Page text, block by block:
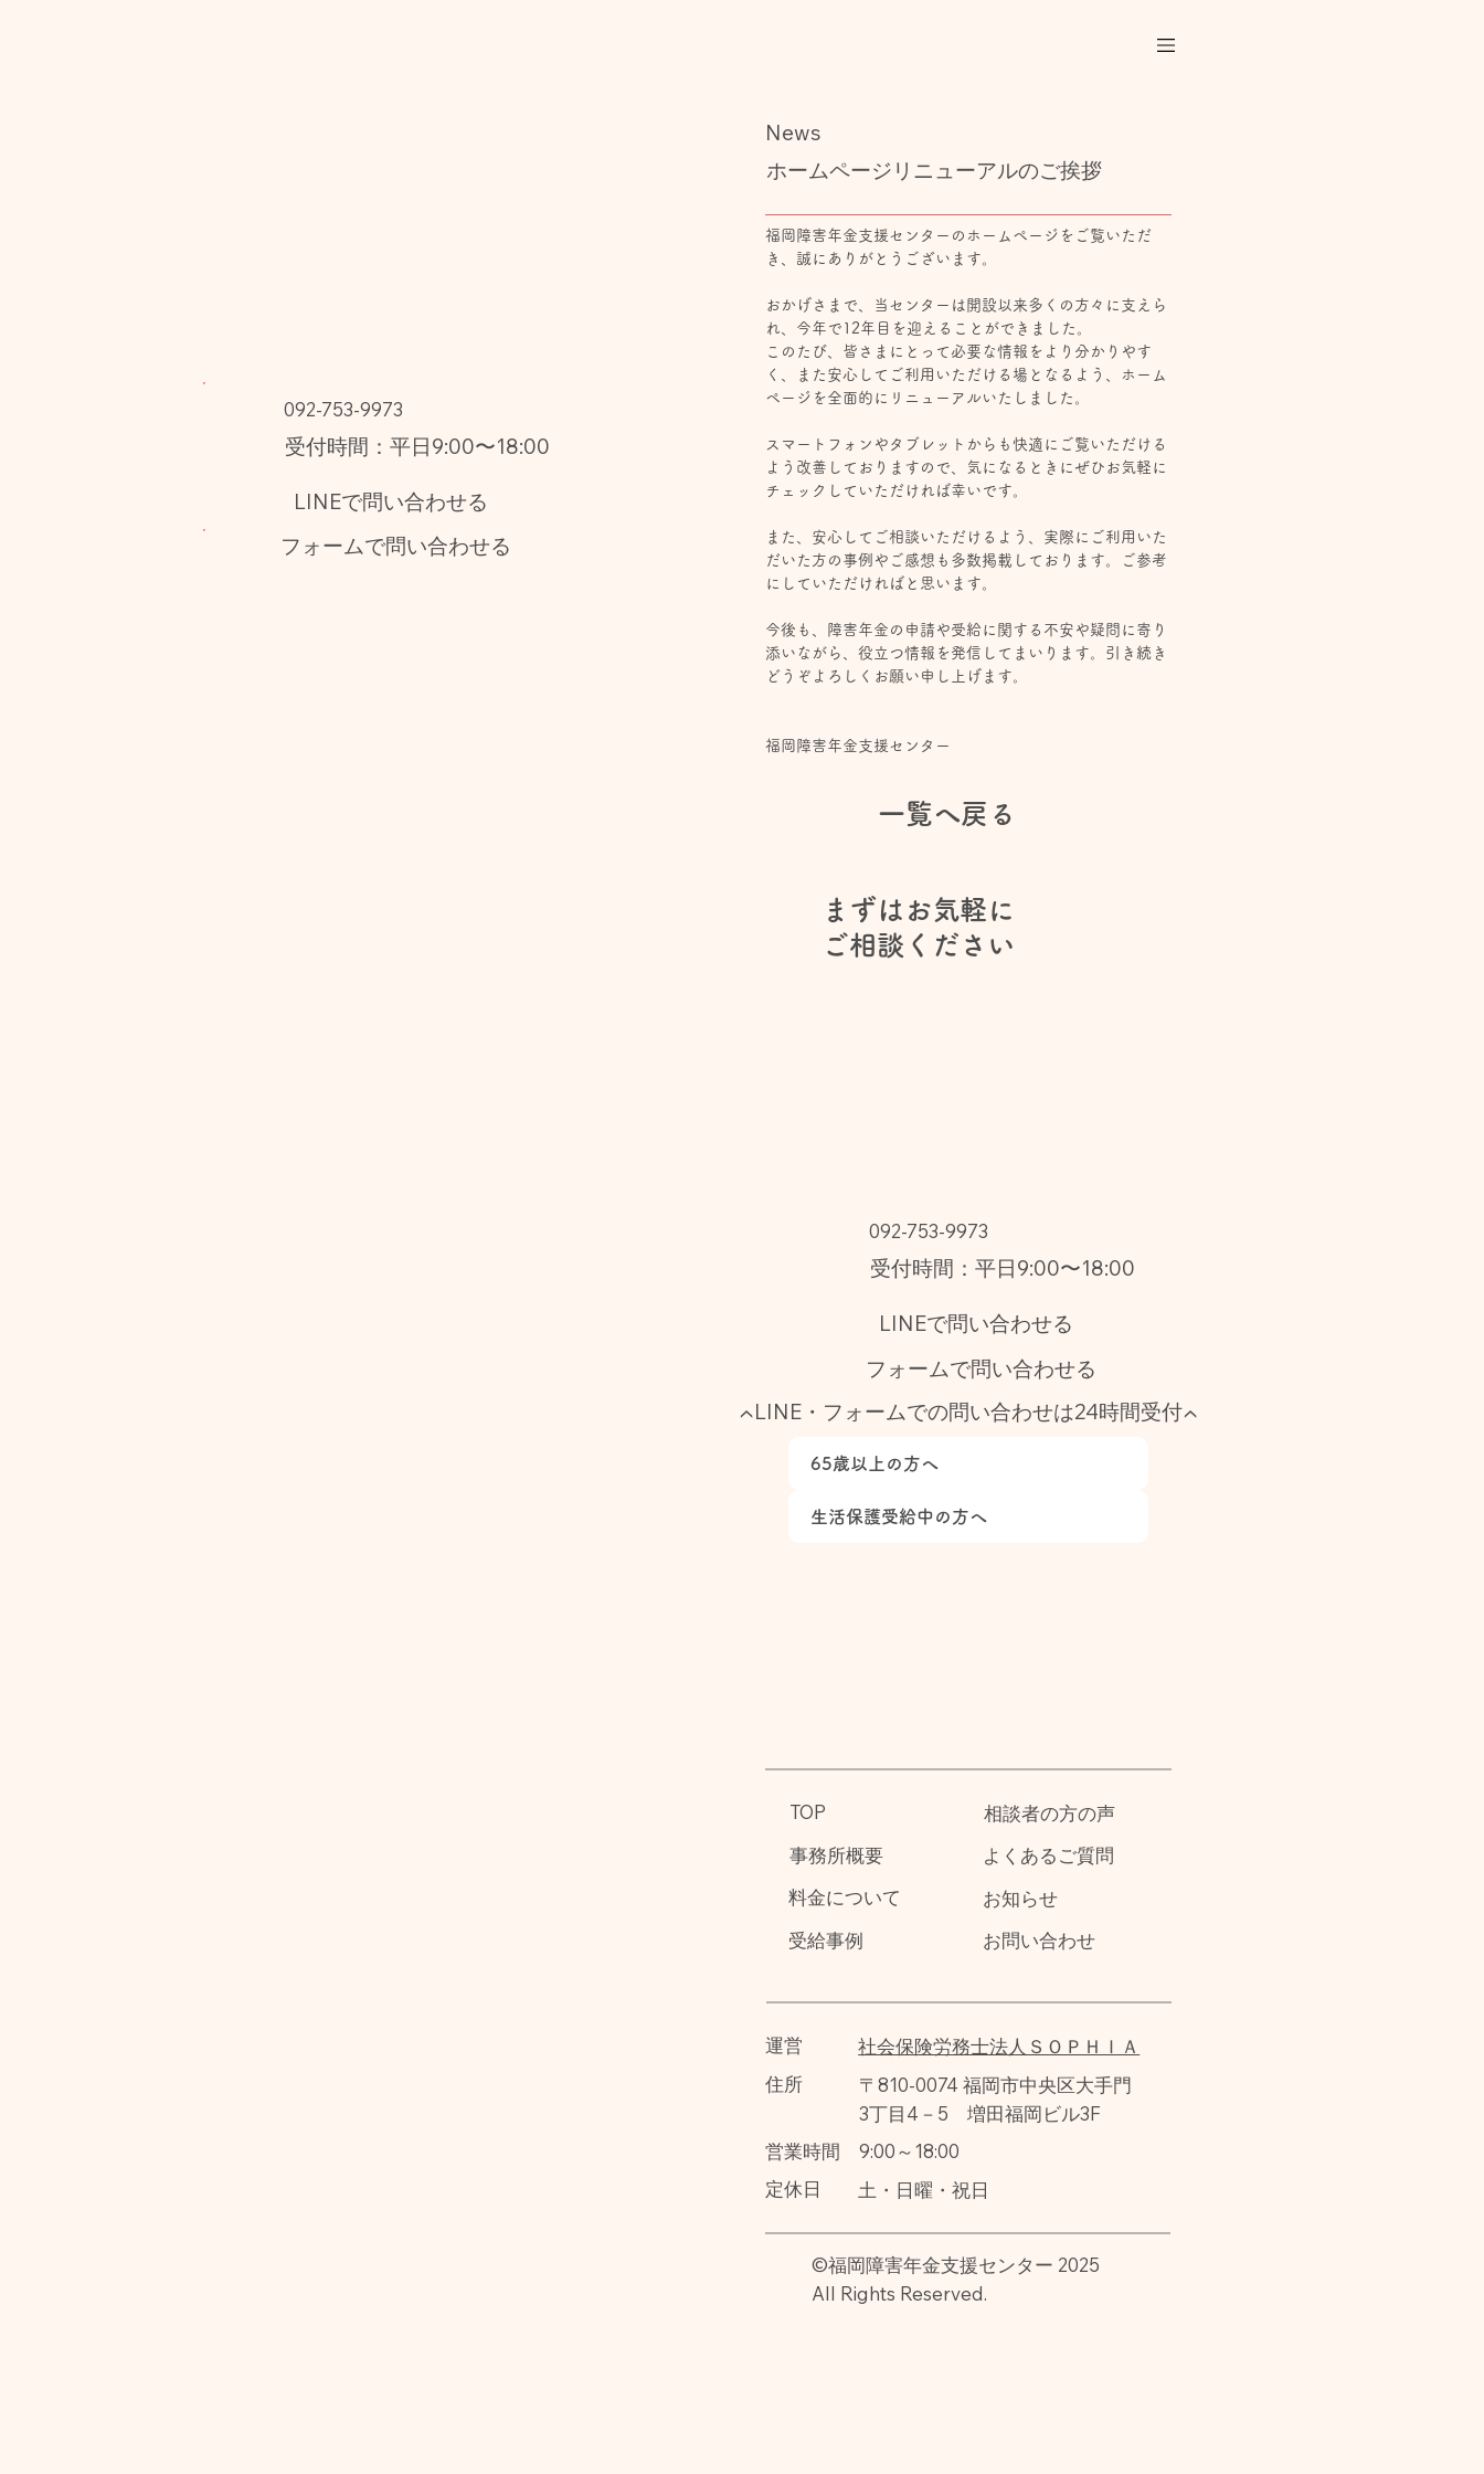
092-753-9973
受付時間：平日9:00〜18:00
LINEで問い合わせる
フォームで問い合わせる
092-753-9973
受付時間：平日9:00〜18:00
LINEで問い合わせる
フォームで問い合わせる
▲LINE・フォームでの問い合わせは24時間受付▲
65歳以上の方へ
生活保護受給中の方へ
まずはお気軽に
​ご相談ください
News
ホームページリニューアルのご挨拶
福岡障害年金支援センターのホームページをご覧いただ
き、誠にありがとうございます。
おかげさまで、当センターは開設以来多くの方々に支えら
れ、今年で12年目を迎えることができました。
このたび、皆さまにとって必要な情報をより分かりやす
く、また安心してご利用いただける場となるよう、ホーム
ページを全面的にリニューアルいたしました。
スマートフォンやタブレットからも快適にご覧いただける
よう改善しておりますので、気になるときにぜひお気軽に
チェックしていただければ幸いです。
また、安心してご相談いただけるよう、実際にご利用いた
だいた方の事例やご感想も多数掲載しております。ご参考
にしていただければと思います。
今後も、障害年金の申請や受給に関する不安や疑問に寄り
添いながら、役立つ情報を発信してまいります。引き続き
どうぞよろしくお願い申し上げます。
福岡障害年金支援センター
一覧へ戻る
TOP
事務所概要
料金について
受給事例
相談者の方の声
よくあるご質問
お知らせ
お問い合わせ
運営
社会保険労務士法人ＳＯＰＨＩＡ
住所
〒810-0074 福岡市中央区大手門
3丁目4－5 増田福岡ビル3F
営業時間
9:00～18:00
定休日
土・日曜・祝日
©福岡障害年金支援センター 2025
All Rights Reserved.